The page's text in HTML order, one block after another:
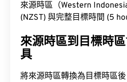
來源時區（Western
(NZST) 與完整目標時間 (5
來源時區到目標時
具
將來源時區轉換為目標時區